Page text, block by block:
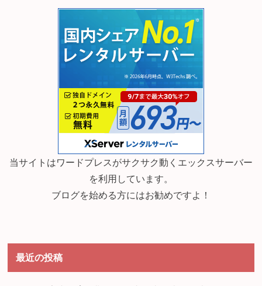
当サイトはワードプレスがサクサク動くエックスサーバー
を利用しています。
ブログを始める方にはお勧めですよ！
最近の投稿